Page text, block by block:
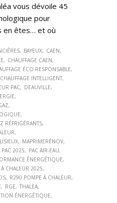
vous dévoile 45
pour
en êtes… et où
BAYEUX
CAEN
CHAUFFAGE CAEN
ÉCO-RESPONSABLE
CHAUFFAGE INTELLIGENT
PAC
DEAUVILLE
RÉFRIGÉRANTS
LISIEUX
MAPRIMERÉNOV
PAC 2025
PAC AIR-EAU
ÉNERGÉTIQUE
CHALEUR 2025
R290 POMPE À CHALEUR
RGE
THALEA
ÉNERGÉTIQUE